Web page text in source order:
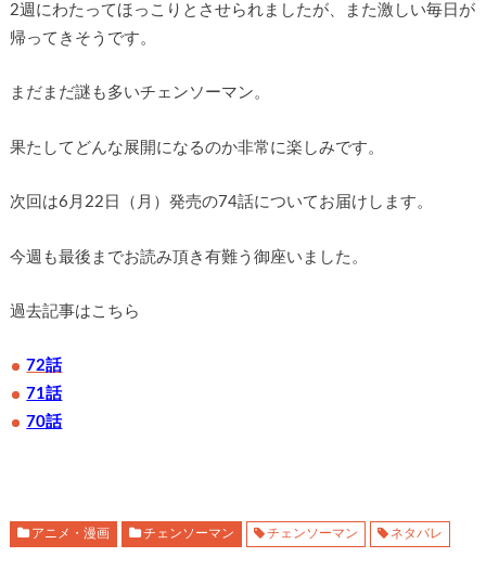
2週にわたってほっこりとさせられましたが、また激しい毎日が
帰ってきそうです。
まだまだ謎も多いチェンソーマン。
果たしてどんな展開になるのか非常に楽しみです。
次回は6月22日（月）発売の74話についてお届けします。
今週も最後までお読み頂き有難う御座いました。
過去記事はこちら
72話
71話
70話
アニメ・漫画 チェンソーマン チェンソーマン ネタバレ